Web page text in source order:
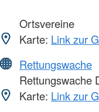
Ortsvereine
Karte: Link zur
Rettungswache
Rettungswache
Karte: Link zur